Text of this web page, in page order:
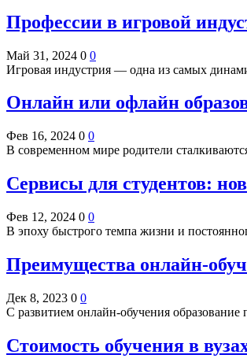
Профессии в игровой
Май 31, 2024 0 0
Игровая индустрия — одна из самых
Онлайн или офлайн
Фев 16, 2024 0 0
В современном мире родители
Сервисы для студентов:
Фев 12, 2024 0 0
В эпоху быстрого темпа жизни и
Преимущества онлайн-
Дек 8, 2023 0 0
С развитием онлайн-обучения
Стоимость обучения в